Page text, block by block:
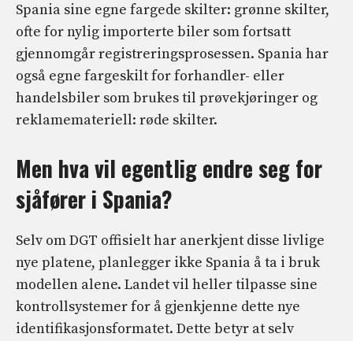
Spania sine egne fargede skilter: grønne skilter,
ofte for nylig importerte biler som fortsatt
gjennomgår registreringsprosessen. Spania har
også egne fargeskilt for forhandler- eller
handelsbiler som brukes til prøvekjøringer og
reklamemateriell: røde skilter.
Men hva vil egentlig endre seg for
sjåfører i Spania?
Selv om DGT offisielt har anerkjent disse livlige
nye platene, planlegger ikke Spania å ta i bruk
modellen alene. Landet vil heller tilpasse sine
kontrollsystemer for å gjenkjenne dette nye
identifikasjonsformatet. Dette betyr at selv